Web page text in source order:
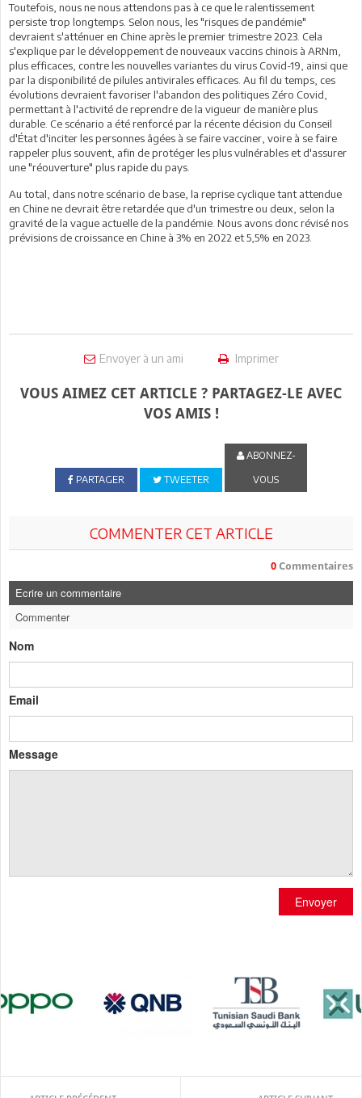
Toutefois, nous ne nous attendons pas à ce que le ralentissement
persiste trop longtemps. Selon nous, les "risques de pandémie"
devraient s'atténuer en Chine après le premier trimestre 2023. Cela
s'explique par le développement de nouveaux vaccins chinois à ARNm,
plus efficaces, contre les nouvelles variantes du virus Covid-19, ainsi que
par la disponibilité de pilules antivirales efficaces. Au fil du temps, ces
évolutions devraient favoriser l'abandon des politiques Zéro Covid,
permettant à l'activité de reprendre de la vigueur de manière plus
durable. Ce scénario a été renforcé par la récente décision du Conseil
d'État d'inciter les personnes âgées à se faire vacciner, voire à se faire
rappeler plus souvent, afin de protéger les plus vulnérables et d'assurer
une "réouverture" plus rapide du pays.
Au total, dans notre scénario de base, la reprise cyclique tant attendue
en Chine ne devrait être retardée que d'un trimestre ou deux, selon la
gravité de la vague actuelle de la pandémie. Nous avons donc révisé nos
prévisions de croissance en Chine à 3% en 2022 et 5,5% en 2023.
Envoyer à un ami Imprimer
VOUS AIMEZ CET ARTICLE ? PARTAGEZ-LE AVEC
VOS AMIS !
PARTAGER TWEETER
ABONNEZ-
VOUS
COMMENTER CET ARTICLE
0 Commentaires
Ecrire un commentaire
Commenter
Nom
Email
Message
Envoyer